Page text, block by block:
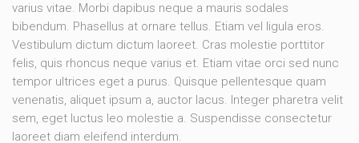
varius vitae. Morbi dapibus neque a mauris sodales
bibendum. Phasellus at ornare tellus. Etiam vel ligula eros.
Vestibulum dictum dictum laoreet. Cras molestie porttitor
felis, quis rhoncus neque varius et. Etiam vitae orci sed nunc
tempor ultrices eget a purus. Quisque pellentesque quam
venenatis, aliquet ipsum a, auctor lacus. Integer pharetra velit
sem, eget luctus leo molestie a. Suspendisse consectetur
laoreet diam eleifend interdum.